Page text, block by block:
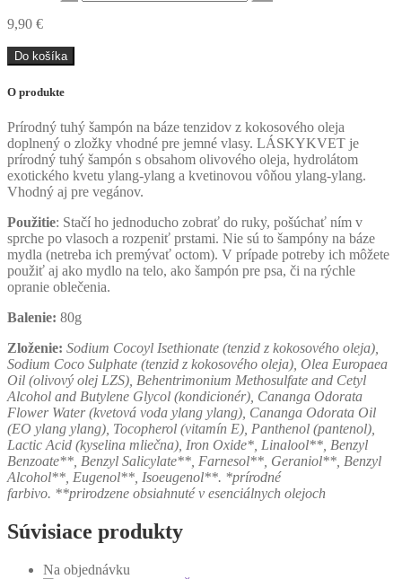
9,90 €
Do košíka
O produkte
Prírodný tuhý šampón na báze tenzidov z kokosového oleja
doplnený o zložky vhodné pre jemné vlasy. LÁSKYKVET je
prírodný tuhý šampón s obsahom olivového oleja, hydrolátom
exotického kvetu ylang-ylang a kvetinovou vôňou ylang-ylang.
Vhodný aj pre vegánov.
Použitie: Stačí ho jednoducho zobrať do ruky, pošúchať ním v
sprche po vlasoch a rozpeniť prstami. Nie sú to šampóny na báze
mydla (netreba ich premývať octom). V prípade potreby ich môžete
použiť aj ako mydlo na telo, ako šampón pre psa, či na rýchle
opranie oblečenia.
Balenie: 80g
Zloženie: Sodium Cocoyl Isethionate (tenzid z kokosového oleja),
Sodium Coco Sulphate (tenzid z kokosového oleja), Olea Europaea
Oil (olivový olej LZS), Behentrimonium Methosulfate and Cetyl
Alcohol and Butylene Glycol (kondicionér), Cananga Odorata
Flower Water (kvetová voda ylang ylang), Cananga Odorata Oil
(EO ylang ylang), Tocopherol (vitamín E), Panthenol (pantenol),
Lactic Acid (kyselina mliečna), Iron Oxide*, Linalool**, Benzyl
Benzoate**, Benzyl Salicylate**, Farnesol**, Geraniol**, Benzyl
Alcohol**, Eugenol**, Isoeugenol**. *prírodné
farbivo. **prirodzene obsiahnuté v esenciálnych olejoch
Súvisiace produkty
Na objednávku